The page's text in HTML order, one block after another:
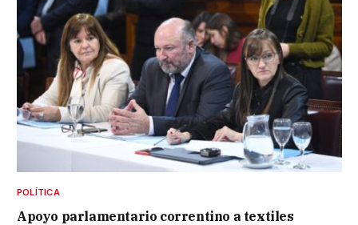
POLÍTICA
Apoyo parlamentario correntino a textiles